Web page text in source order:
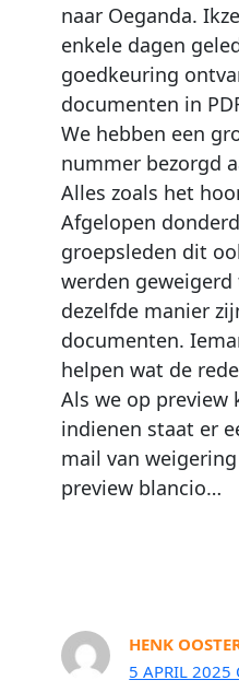
naar Oeganda.
enkele dagen
goedkeuring
documenten in
We hebben een
nummer bezorgd
Alles zoals het
Afgelopen
groepsleden dit
werden
dezelfde manier
documenten.
helpen wat de
Als we op preview
indienen staat er
mail van
preview blancio…
HENK
5 APRIL 2025